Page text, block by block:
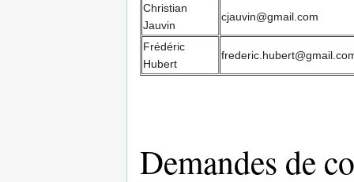
Christian
Jauvin
cjauvin@gmail.com
Frédéric
Hubert
Demandes de